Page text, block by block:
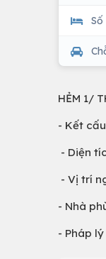
HẺM 1/
- Kết
- Diện
- Vị trí
- Nhà
- Pháp